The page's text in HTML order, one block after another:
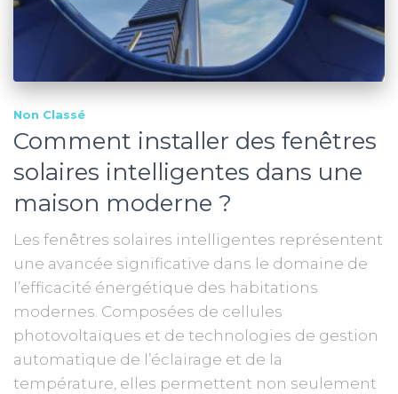
Non Classé
Comment installer des fenêtres
solaires intelligentes dans une
maison moderne ?
Les fenêtres solaires intelligentes représentent
une avancée significative dans le domaine de
l’efficacité énergétique des habitations
modernes. Composées de cellules
photovoltaïques et de technologies de gestion
automatique de l’éclairage et de la
température, elles permettent non seulement